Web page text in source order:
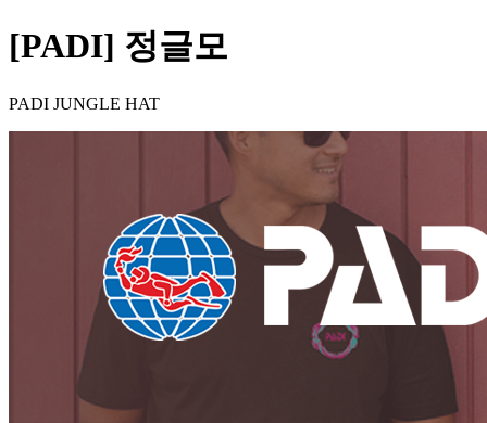
[PADI] 정글모
PADI JUNGLE HAT